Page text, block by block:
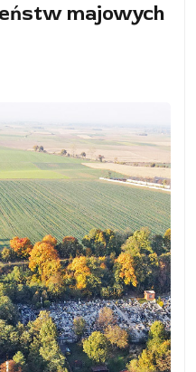
majowych